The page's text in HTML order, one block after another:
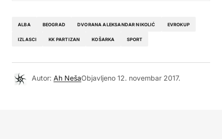
ALBA BEOGRAD DVORANA ALEKSANDAR NIKOLIĆ EVROKUP
IZLASCI KK PARTIZAN KOŠARKA SPORT
Autor: Ah NešaObjavljeno 12. novembar 2017.